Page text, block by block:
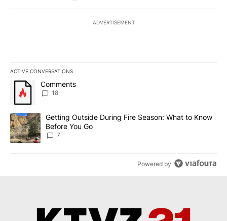
ADVERTISEMENT
ACTIVE CONVERSATIONS
The following is a list of the most commented articles in the last
A trending article titled "Comments" with 18 comments.
Comments
18
A trending article titled "Getting Outside During Fire Season:
Getting Outside During Fire Season: What to Know
Before You Go
7
Powered by